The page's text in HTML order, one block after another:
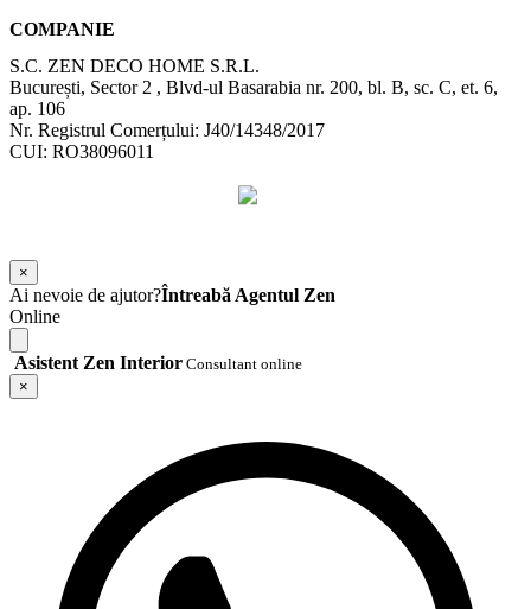
COMPANIE
S.C. ZEN DECO HOME S.R.L.
București, Sector 2 , Blvd-ul Basarabia nr. 200, bl. B, sc. C, et. 6,
ap. 106
Nr. Registrul Comerțului: J40/14348/2017
CUI: RO38096011
×
Ai nevoie de ajutor?Întreabă Agentul Zen
Online
Asistent Zen Interior Consultant online
×